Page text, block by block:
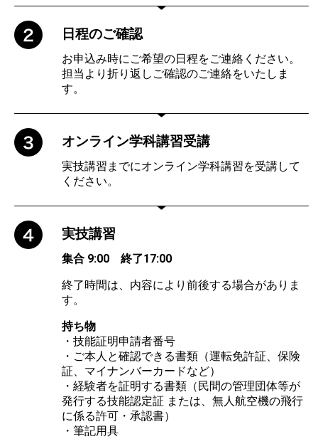
日程のご確認
お申込み時にご希望の日程をご連絡ください。
担当より折り返しご確認のご連絡をいたしま
す。
オンライン学科講習受講
実技講習までにオンライン学科講習を受講して
ください。
実技講習
集合 9:00 終了17:00
終了時間は、内容により前後する場合がありま
す。
持ち物
・技能証明申請者番号
・ご本人と確認できる書類（運転免許証、保険
証、マイナンバーカードなど）
・経験者を証明する書類（民間の管理団体等が
発行する技能認定証 または、無人航空機の飛行
に係る許可・承認書）
・筆記用具